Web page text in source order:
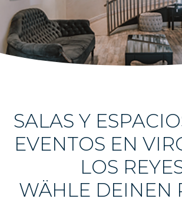
SALAS Y
EVENTOS EN
LOS
WÄHLE DEINEN